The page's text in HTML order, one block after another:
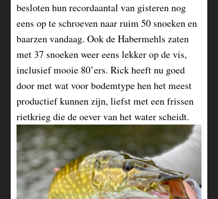
besloten hun recordaantal van gisteren nog
eens op te schroeven naar ruim 50 snoeken en
baarzen vandaag. Ook de Habermehls zaten
met 37 snoeken weer eens lekker op de vis,
inclusief mooie 80’ers. Rick heeft nu goed
door met wat voor bodemtype hen het meest
productief kunnen zijn, liefst met een frissen
rietkrieg die de oever van het water scheidt.